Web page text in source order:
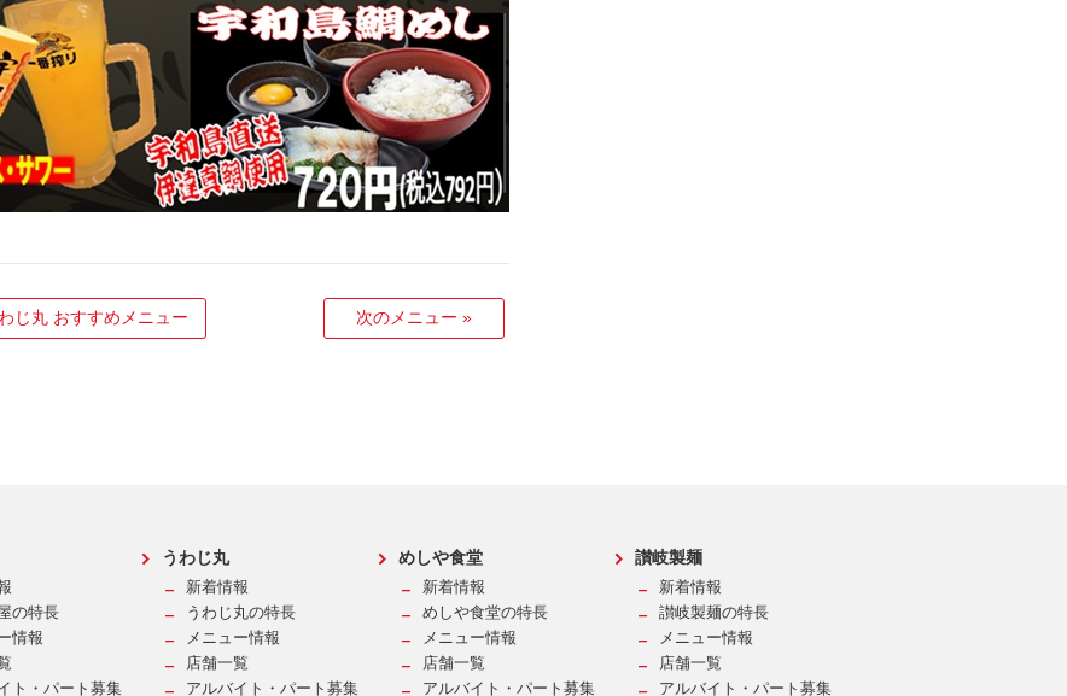
じ丸 おすすめメニュー 次のメニュー »
の特長
情報
ト・パート募集
うわじ丸
新着情報
うわじ丸の特長
メニュー情報
店舗一覧
アルバイト・パート募集
めしや食堂
新着情報
めしや食堂の特長
メニュー情報
店舗一覧
アルバイト・パート募集
讃岐製麺
新着情報
讃岐製麺の特長
メニュー情報
店舗一覧
アルバイト・パート募集